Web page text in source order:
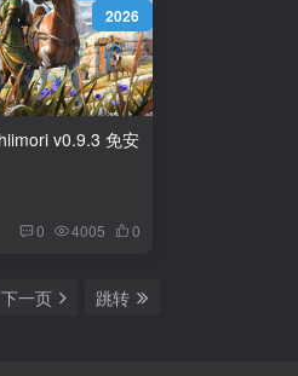
2026
免安
0 4005 0
下一页 跳转